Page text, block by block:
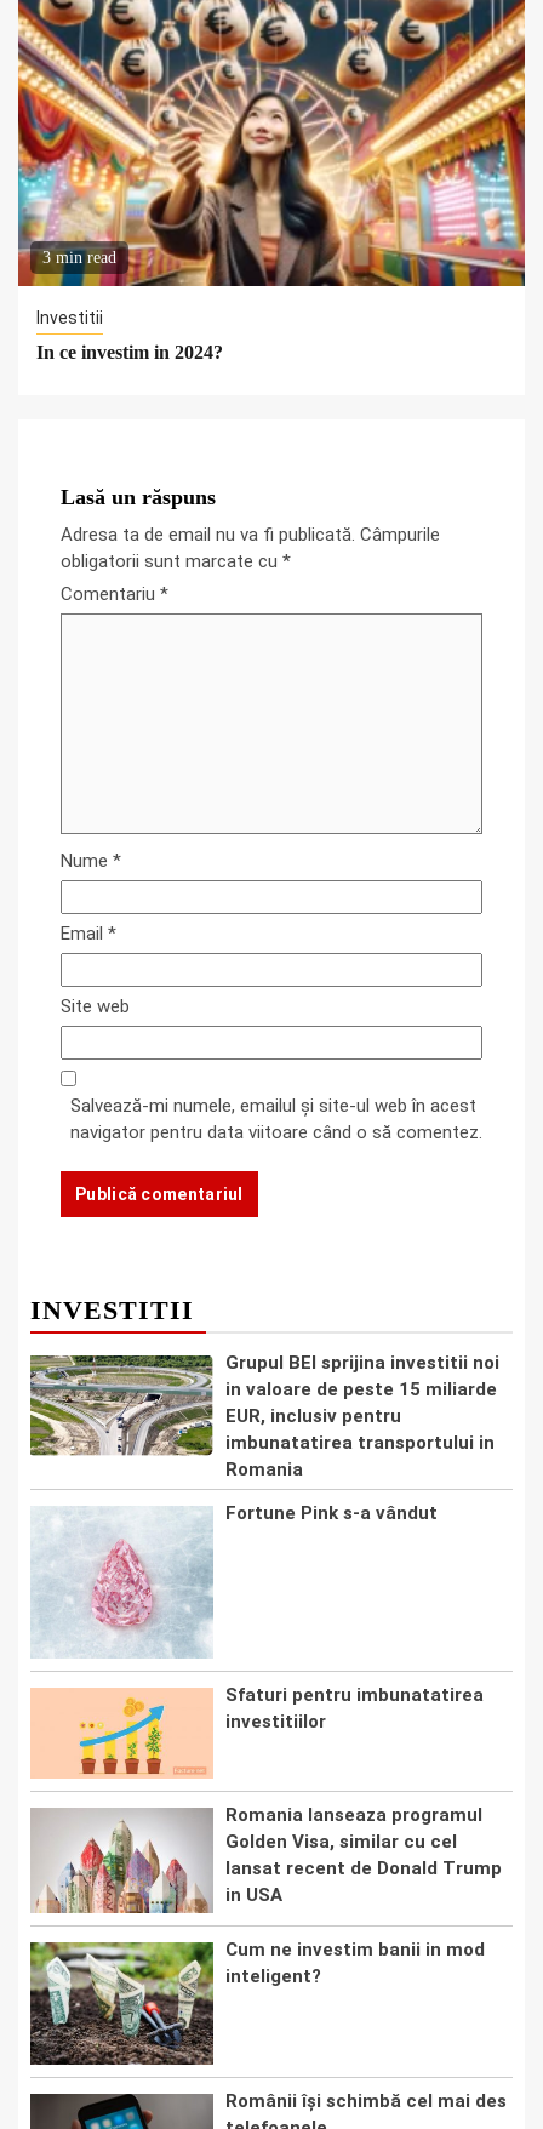
3 min read
Investitii
In ce investim in 2024?
Lasă un răspuns
Adresa ta de email nu va fi publicată. Câmpurile
obligatorii sunt marcate cu *
Comentariu *
Nume *
Email *
Site web
Salvează-mi numele, emailul și site-ul web în acest
navigator pentru data viitoare când o să comentez.
INVESTITII
Grupul BEI sprijina investitii noi
in valoare de peste 15 miliarde
EUR, inclusiv pentru
imbunatatirea transportului in
Romania
Fortune Pink s-a vândut
Sfaturi pentru imbunatatirea
investitiilor
Romania lanseaza programul
Golden Visa, similar cu cel
lansat recent de Donald Trump
in USA
Cum ne investim banii in mod
inteligent?
Românii își schimbă cel mai des